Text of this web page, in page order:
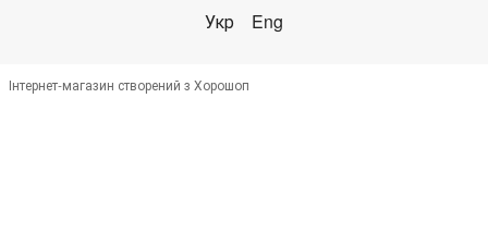
Укр Eng
Інтернет-магазин створений з Хорошоп